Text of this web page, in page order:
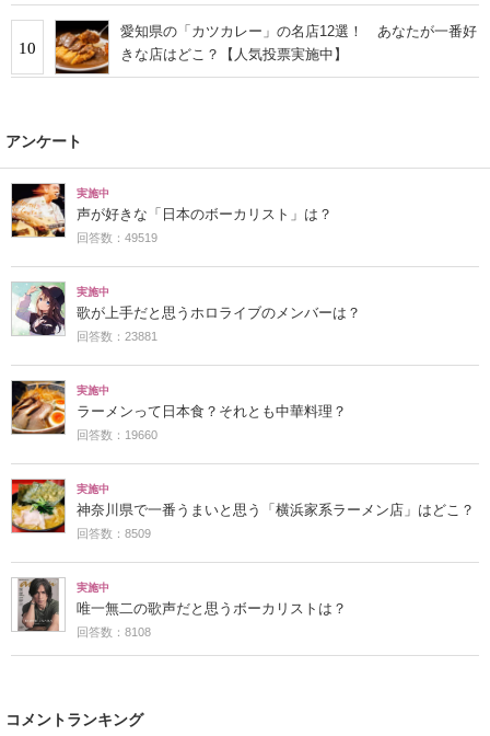
10
愛知県の「カツカレー」の名店12選！ あなたが一番好
きな店はどこ？【人気投票実施中】
アンケート
実施中
声が好きな「日本のボーカリスト」は？
回答数：49519
実施中
歌が上手だと思うホロライブのメンバーは？
回答数：23881
実施中
ラーメンって日本食？それとも中華料理？
回答数：19660
実施中
神奈川県で一番うまいと思う「横浜家系ラーメン店」はどこ？
回答数：8509
実施中
唯一無二の歌声だと思うボーカリストは？
回答数：8108
コメントランキング